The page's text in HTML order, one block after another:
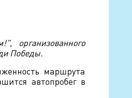
организованного
Победы.
маршрута
автопробег в